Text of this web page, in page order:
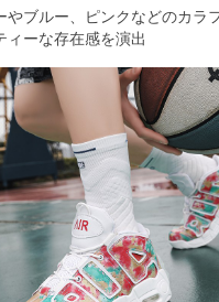
やブルー、ピンクなどのカラ
ィーな存在感を演出